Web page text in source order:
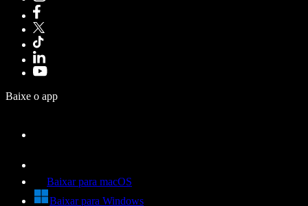
Baixe o app
Baixar para macOS
Baixar para Windows